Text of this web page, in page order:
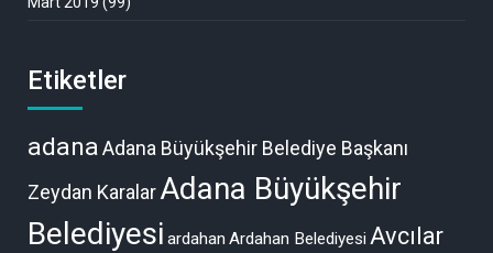
Etiketler
adanaAdana Büyükşehir Belediye Başkanı
Zeydan KaralarAdana Büyükşehir
Belediyesi ardahan Ardahan Belediyesi Avcılar